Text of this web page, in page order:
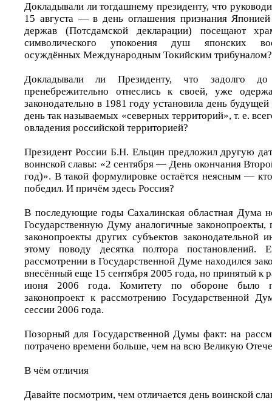
Докладывали ли тогдашнему президенту, что
15 августа — в день оглашения признания
держав (Потсдамской декларации) посещают
символического упокоения душ японских
осуждённых Международным Токийским трибуналом?
Докладывали ли Президенту, что задолго
пренебрежительно отнеслись к своей, уже
законодательно в 1981 году установила день
день так называемых «северных территорий», т. е.
овладения российской территорией?
Президент России Б.Н. Ельцин предложил другую
воинской славы: «2 сентября — День окончания
год)». В такой формулировке остаётся неясным —
победил. И причём здесь Россия?
В последующие годы Сахалинская областная Дума
Государственную Думу аналогичные
законопроекты других субъектов законодательной
этому поводу десятка полтора
рассмотрении в Государственной Думе находился
внесённый еще 15 сентября 2005 года, но принятый к
июня 2006 года. Комитету по обороне было
законопроект к рассмотрению Государственной
сессии 2006 года.
Позорный для Государственной Думы факт: на
потрачено времени больше, чем на всю Великую
В чём отличия
Давайте посмотрим, чем отличается день воинской